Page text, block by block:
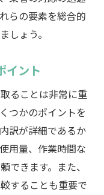
らの要素を総合的
しょう。
イント
ることは非常に重
つかのポイントを
訳が詳細であるか
用量、作業時間な
できます。また、
することも重要で